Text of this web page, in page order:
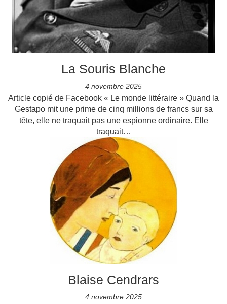
La Souris Blanche
4 novembre 2025
Article copié de Facebook « Le monde littéraire » Quand la
Gestapo mit une prime de cinq millions de francs sur sa
tête, elle ne traquait pas une espionne ordinaire. Elle
traquait…
Blaise Cendrars
4 novembre 2025